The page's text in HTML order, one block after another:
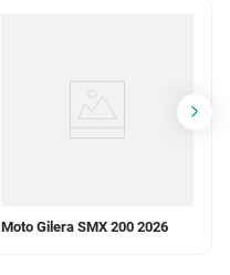
Moto Gilera SMX 200 2026